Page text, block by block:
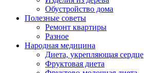
Обустройство дома
Полезные советы
Ремонт квартиры
Разное
Народная медицина
Диета, укрепляющая сердце
Фруктовая диета